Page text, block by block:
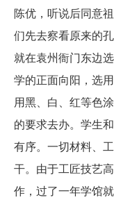
陈优，听说后同意
们先去察看原来的
就在袁州衙门东边
学的正面向阳，选
用黑、白、红等色
的要求去办。学生
有序。一切材料、
干。由于工匠技艺
作，过了一年学馆就